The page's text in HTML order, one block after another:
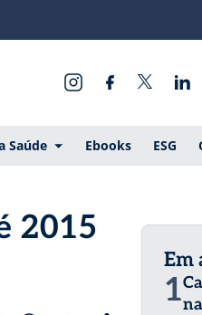
Saúde Ebooks ESG
2015
Em
1